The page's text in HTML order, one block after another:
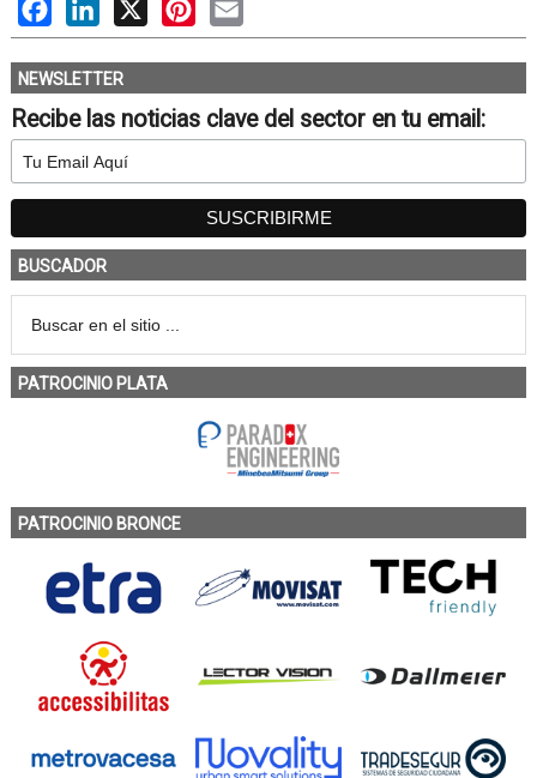
NEWSLETTER
Recibe las noticias clave del sector en tu email:
BUSCADOR
PATROCINIO PLATA
PATROCINIO BRONCE